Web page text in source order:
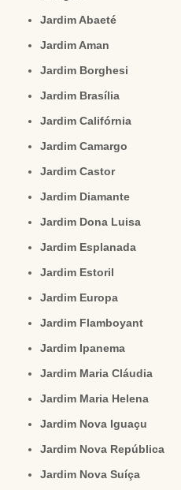
Jardim Abaeté
Jardim Aman
Jardim Borghesi
Jardim Brasília
Jardim Califórnia
Jardim Camargo
Jardim Castor
Jardim Diamante
Jardim Dona Luisa
Jardim Esplanada
Jardim Estoril
Jardim Europa
Jardim Flamboyant
Jardim Ipanema
Jardim Maria Cláudia
Jardim Maria Helena
Jardim Nova Iguaçu
Jardim Nova República
Jardim Nova Suíça